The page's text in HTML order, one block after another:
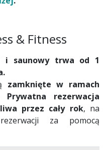
& Fitness
i saunowy trwa od 1
zamknięte w ramach
Prywatna rezerwacja
przez cały rok, na
za pomocą